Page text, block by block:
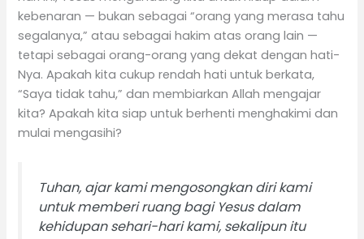
kebenaran — bukan sebagai “orang yang merasa tahu
segalanya,” atau sebagai hakim atas orang lain —
tetapi sebagai orang-orang yang dekat dengan hati-
Nya. Apakah kita cukup rendah hati untuk berkata,
“Saya tidak tahu,” dan membiarkan Allah mengajar
kita? Apakah kita siap untuk berhenti menghakimi dan
mulai mengasihi?
Tuhan, ajar kami mengosongkan diri kami
untuk memberi ruang bagi Yesus dalam
kehidupan sehari-hari kami, sekalipun itu